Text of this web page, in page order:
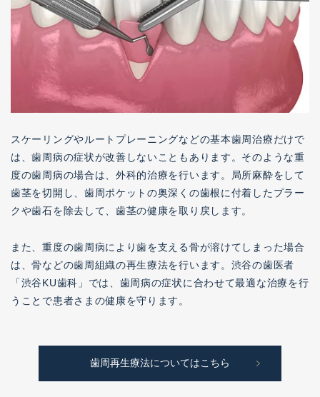
スケーリングやルートプレーニングなどの基本歯周治療だけで
は、歯周病の症状が改善しないこともあります。そのような重
度の歯周病の場合は、外科的治療を行います。局所麻酔をして
歯茎を切開し、歯周ポケットの奥深くの歯根に付着したプラー
クや歯石を除去して、歯茎の健康を取り戻します。
また、重度の歯周病により歯を支える骨が溶けてしまった場合
は、骨などの歯周組織の再生療法を行います。渋谷の歯医者
「渋谷KU歯科」では、歯周病の症状に合わせて最適な治療を行
うことで患者さまの健康を守ります。
歯周再生療法についてはこちら